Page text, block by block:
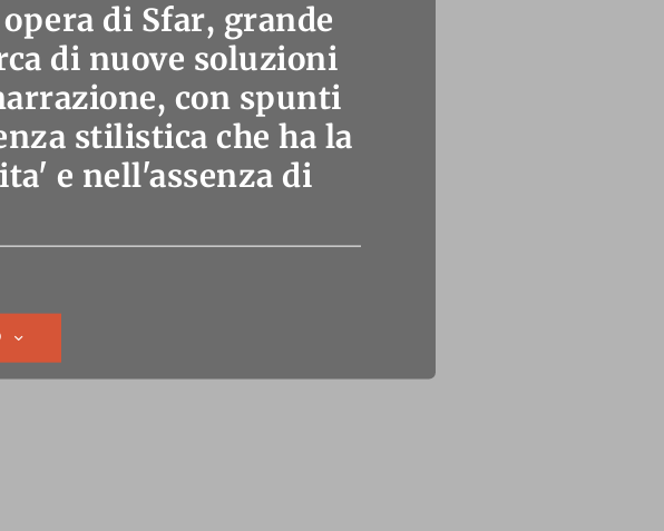
di Sfar, grande
di nuove soluzioni
con spunti
stilistica che ha la
e nell'assenza di